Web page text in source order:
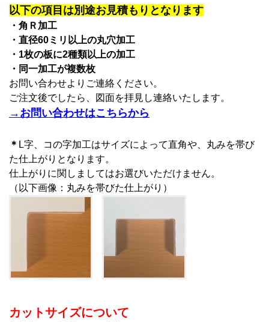
以下の項目は別途お見積もりとなります
・角Ｒ加工
・直径60ミリ以上の丸穴加工
・1枚の板に2種類以上の加工
・同一加工が複数枚
お問い合わせよりご連絡ください。
ご注文後でしたら、図面を拝見し連絡いたします。
→お問い合わせはこちらから
＊ L字、コの字加工はサイズによって直角や、丸みを帯び
た仕上がりとなります。
仕上がりに関しましてはお選びいただけません。
（以下画像：丸みを帯びた仕上がり）
カットサイズについて